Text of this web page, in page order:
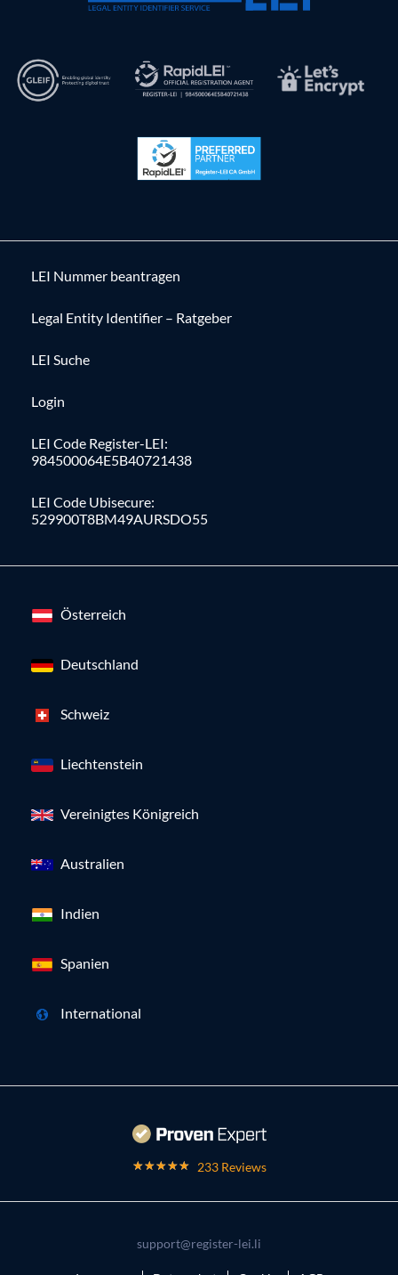
LEI Nummer beantragen
Legal Entity Identifier – Ratgeber
LEI Suche
Login
LEI Code Register-LEI:
984500064E5B40721438
LEI Code Ubisecure:
529900T8BM49AURSDO55
Österreich
Deutschland
Schweiz
Liechtenstein
Vereinigtes Königreich
Australien
Indien
Spanien
International
233 Reviews
support@register-lei.li